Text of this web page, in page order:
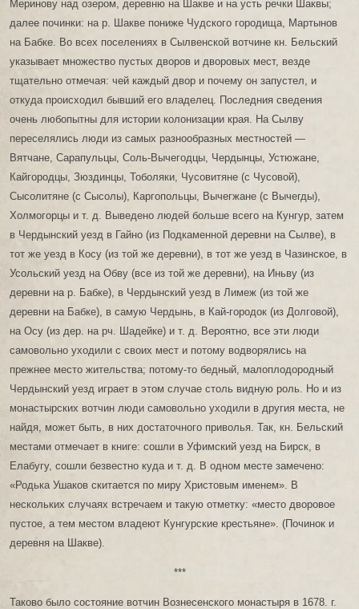
Меринову над озером, деревню на Шакве и на усть речки Шаквы;
далее починки: на р. Шакве пониже Чудского городища, Мартынов
на Бабке. Во всех поселениях в Сылвенской вотчине кн. Бельский
указывает множество пустых дворов и дворовых мест, везде
тщательно отмечая: чей каждый двор и почему он запустел, и
откуда происходил бывший его владелец. Последния сведения
очень любопытны для истории колонизации края. На Сылву
переселялись люди из самых разнообразных местностей —
Вятчане, Сарапульцы, Соль-Вычегодцы, Чердынцы, Устюжане,
Кайгородцы, Зюздинцы, Тоболяки, Чусовитяне (с Чусовой),
Сысолитяне (с Сысолы), Каргопольцы, Вычегжане (с Вычегды),
Холмогорцы и т. д. Выведено людей больше всего на Кунгур, затем
в Чердынский уезд в Гайно (из Подкаменной деревни на Сылве), в
тот же уезд в Косу (из той же деревни), в тот же уезд в Чазинское, в
Усольский уезд на Обву (все из той же деревни), на Иньву (из
деревни на р. Бабке), в Чердынский уезд в Лимеж (из той же
деревни на Бабке), в самую Чердынь, в Кай-городок (из Долговой),
на Осу (из дер. на рч. Шадейке) и т. д. Вероятно, все эти люди
самовольно уходили с своих мест и потому водворялись на
прежнее место жительства; потому-то бедный, малоплодородный
Чердынский уезд играет в этом случае столь видную роль. Но и из
монастырских вотчин люди самовольно уходили в другия места, не
найдя, может быть, в них достаточного приволья. Так, кн. Бельский
местами отмечает в книге: сошли в Уфимский уезд на Бирск, в
Елабугу, сошли безвестно куда и т. д. В одном месте замечено:
«Родька Ушаков скитается по миру Христовым именем». В
нескольких случаях встречаем и такую отметку: «место дворовое
пустое, а тем местом владеют Кунгурские крестьяне». (Починок и
деревня на Шакве).
***
Таково было состояние вотчин Вознесенского монастыря в 1678. г.